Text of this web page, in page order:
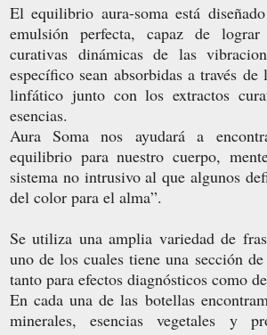
El equilibrio aura-soma está
emulsión perfecta, capaz de
curativas dinámicas de las
específico sean absorbidas a través
linfático junto con los extractos
esencias.
Aura Soma nos ayudará a
equilibrio para nuestro cuerpo,
sistema no intrusivo al que algunos
del color para el alma”.
Se utiliza una amplia variedad de
uno de los cuales tiene una sección
tanto para efectos diagnósticos como
En cada una de las botellas
minerales, esencias vegetales y